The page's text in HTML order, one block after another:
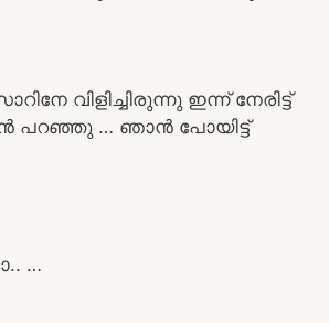
വിളിച്ചിരുന്നു ഇന്ന് നേരിട്ട്
പറഞ്ഞു … ഞാൻ പോയിട്ട്
…